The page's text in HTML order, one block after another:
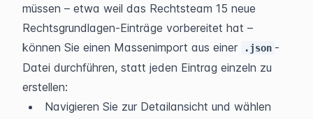
müssen – etwa weil das Rechtsteam 15 neue
Rechtsgrundlagen-Einträge vorbereitet hat –
können Sie einen Massenimport aus einer
.json -
Datei durchführen, statt jeden Eintrag einzeln zu
erstellen:
Navigieren Sie zur Detailansicht und wählen